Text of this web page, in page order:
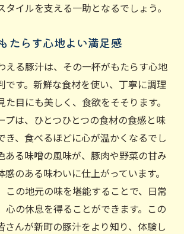
イルを支える一助となるでしょう。
たらす心地よい満足感
える豚汁は、その一杯がもたらす心地
です。新鮮な食材を使い、丁寧に調理
た目にも美しく、食欲をそそります。
プは、ひとつひとつの食材の食感と味
き、食べるほどに心が温かくなるでし
ある味噌の風味が、豚肉や野菜の甘み
感のある味わいに仕上がっています。
この地元の味を堪能することで、日常
心の休息を得ることができます。この
さんが新町の豚汁をより知り、体験し